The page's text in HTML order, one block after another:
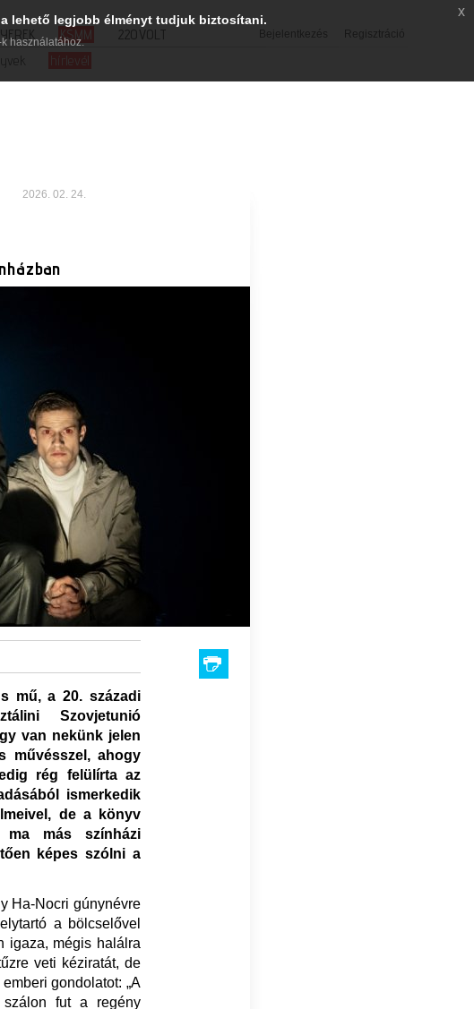
Bejelentkezés Regisztráció
KSMM
220VOLT
hírlevél
2026. 02. 24.
mű, a 20. századi
Szovjetunió
van nekünk jelen
művésszel, ahogy
rég felülírta az
ismerkedik
de a könyv
ma más színházi
képes szólni a
Ha-Nocri gúnynévre
a bölcselővel
igaza, mégis halálra
veti kéziratát, de
gondolatot: „A
szálon fut a regény
lehető legjobb élményt tudjuk biztosítani.
használatához.
x